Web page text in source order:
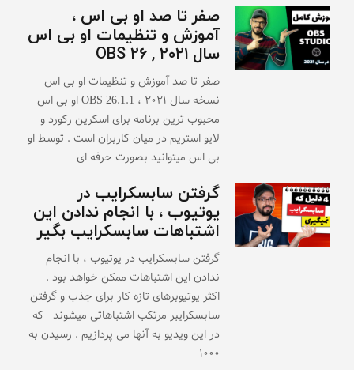
صفر تا صد او بی اس ،
آموزش و تنظیمات او بی اس
سال ۲۰۲۱ , OBS 26
صفر تا صد آموزش و تنظیمات او بی اس
نسخه سال ۲۰۲۱ ، OBS 26.1.1 او بی اس
محبوب ترین برنامه برای اسکرین رکورد و
لایو استریم در میان کاربران است . توسط او
بی اس میتوانید بصورت حرفه ای
گرفتن سابسکرایب در
یوتیوب ، با انجام ندادن این
اشتباهات سابسکرایب بگیر
گرفتن سابسکرایب در یوتیوب ، با انجام
ندادن این اشتباهات ممکن خواهد بود .
اکثر یوتیوبرهای تازه کار برای جذب و گرفتن
سابسکرایبر مرتکب اشتباهاتی میشوند که
در این ویدیو به آنها می پردازیم . رسیدن به
۱۰۰۰